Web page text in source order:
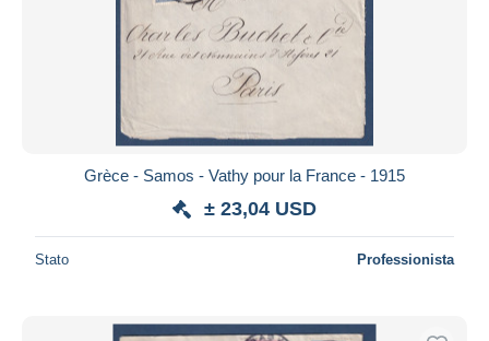
Grèce - Samos - Vathy pour la France - 1915
± 23,04 USD
Stato Professionista